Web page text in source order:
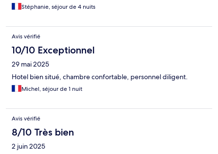
Stéphanie, séjour de 4 nuits
Avis vérifié
10/10 Exceptionnel
29 mai 2025
Hotel bien situé, chambre confortable, personnel diligent.
Michel, séjour de 1 nuit
Avis vérifié
8/10 Très bien
2 juin 2025